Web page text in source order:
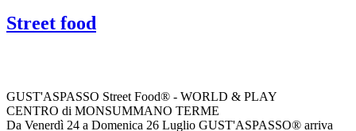
Street food
GUST'ASPASSO Street Food®️ - WORLD & PLAY
CENTRO di MONSUMMANO TERME
Da Venerdì 24 a Domenica 26 Luglio GUST'ASPASSO®️ arriva